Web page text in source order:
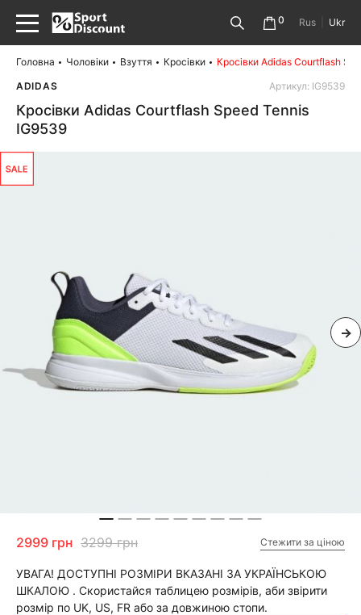
0 Rus Ukr
Головна Чоловіки Взуття Кросівки
Кросівки Adidas Courtflash
ADIDAS
Артикул: IG9539
Кросівки Adidas Courtflash Speed Tennis
IG9539
2999 грн 3299 грн Стежити за ціною
УВАГА! ДОСТУПНІ РОЗМІРИ ВКАЗАНІ ЗА УКРАЇНСЬКОЮ
ШКАЛОЮ . Скористайся таблицею розмірів, аби звірити
розмір по UK, US, FR або за довжиною стопи.